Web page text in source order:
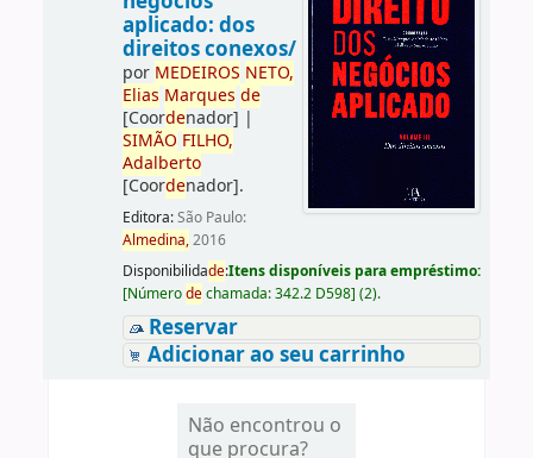
aplicado: dos
direitos conexos/
por MEDEIROS NETO,
Elias Marques de
[Coordenador] |
SIMÃO FILHO,
Adalberto
[Coordenador].
Editora:São Paulo:
Almedina,2016
Disponibilidade:Itens disponíveis para empréstimo:
[Númerodechamada:342.2 D598] (2).
Reservar
Adicionar ao seu carrinho
Não encontrou o
que procura?